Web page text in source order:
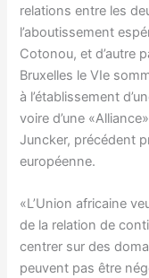
relations entre les
l’aboutissement
Cotonou, et d’autre
Bruxelles le VIe
à l’établissement
voire d’une
Juncker, précédent
européenne.
«L’Union africaine
de la relation de
centrer sur des
peuvent pas être